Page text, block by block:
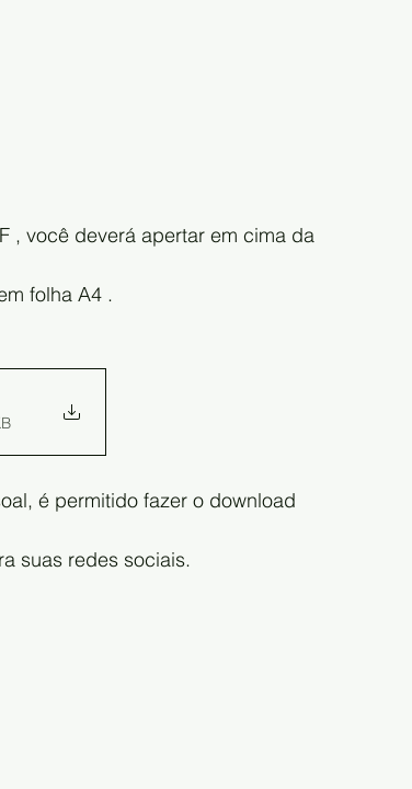
, você deverá apertar em cima da
folha A4 .
é permitido fazer o download
suas redes sociais.